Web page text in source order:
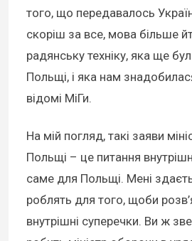
того, що передавалось
скоріш за все, мова більше
радянську техніку, яка ще
Польщі, і яка нам
відомі МіГи.
На мій погляд, такі заяви
Польщі – це питання
саме для Польщі. Мені
роблять для того, щоби
внутрішні суперечки. Ви ж